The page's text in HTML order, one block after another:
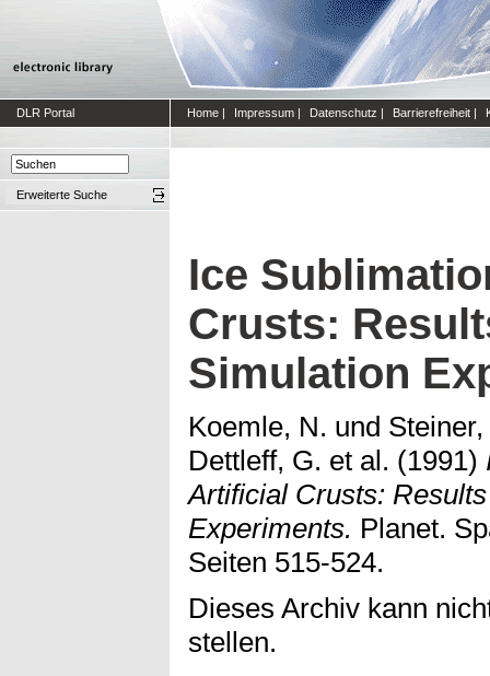
DLR Portal Home | Impressum | Datenschutz | Barrierefreiheit |
Erweiterte Suche
Ice
Crusts:
Simulation
Koemle, N. und
Dettleff, G. et al. (1991)
Artificial Crusts:
Experiments. Planet.
Seiten 515-524.
Dieses Archiv kann
stellen.